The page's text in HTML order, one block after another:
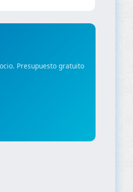
Presupuesto gratuito